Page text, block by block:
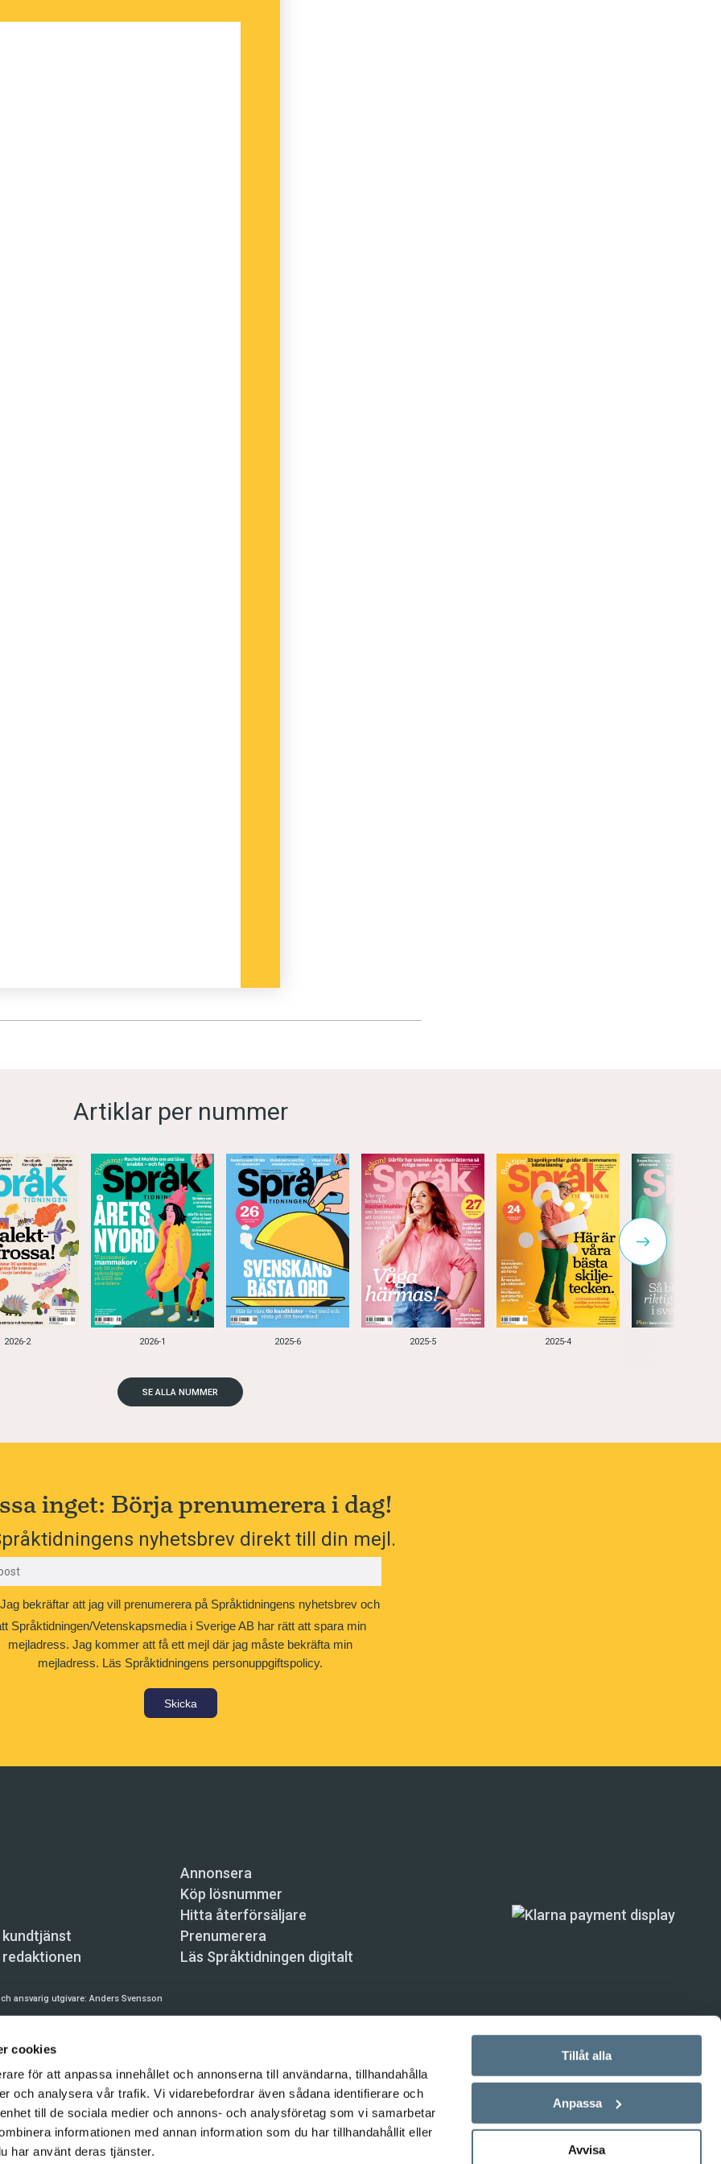
cookies
för att anpassa innehållet och annonserna till användarna, tillhandahålla
och analysera vår trafik. Vi vidarebefordrar även sådana identifierare och
till de sociala medier och annons- och analysföretag som vi samarbetar
informationen med annan information som du har tillhandahållit eller
har använt deras tjänster.
Tillåt alla
Anpassa
Avvisa
Artiklar per nummer
2026-2 2026-1 2025-6 2025-5 2025-4
SE ALLA NUMMER
inget: Börja prenumerera i dag!
nyhetsbrev direkt till din mejl.
Jag bekräftar att jag vill prenumerera på Språktidningens nyhetsbrev och
Språktidningen/Vetenskapsmedia i Sverige AB har rätt att spara min
mejladress. Jag kommer att få ett mejl där jag måste bekräfta min
mejladress. Läs Språktidningens personuppgiftspolicy.
Skicka
Annonsera
Köp lösnummer
Hitta återförsäljare
Prenumerera
Läs Språktidningen digitalt
ansvarig utgivare:Anders Svensson
08-121 062 34 (vardagar 8–17),
automatiska tjänster och maskinläsbara metoder (robotar, spiders, indexering och liknande) är inte
på denna webbplats är upphovsrättsligt skyddat.